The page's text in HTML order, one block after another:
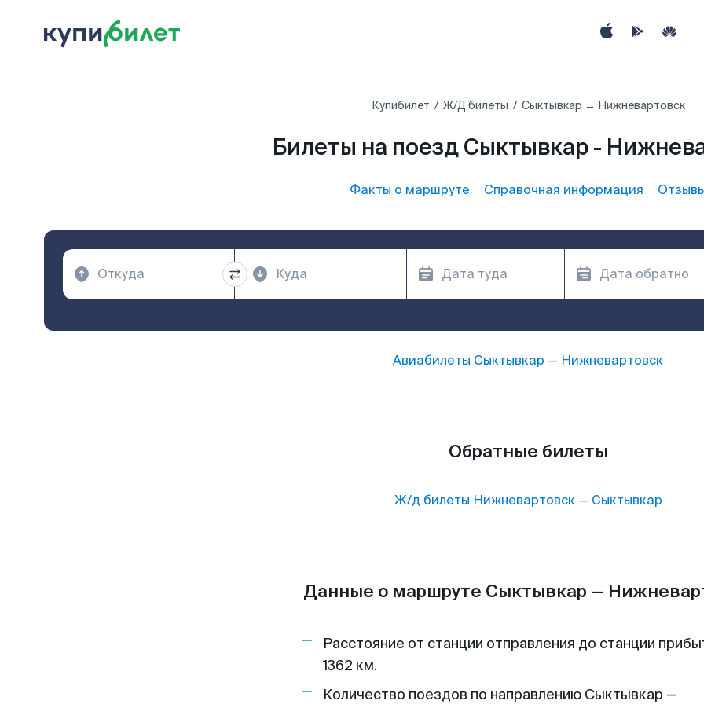
Купибилет Ж/Д билеты Сыктывкар → Нижневартовск
Билеты на поезд Сыктывкар -
Факты о маршруте Справочная информация
Авиабилеты Сыктывкар — Нижневартовск
Обратные билеты
Ж/д билеты Нижневартовск— Сыктывкар
Данные о маршруте Сыктывкар —
Расстояние от станции отправления до станции
1362 км.
Количество поездов по направлению Сыктывкар —